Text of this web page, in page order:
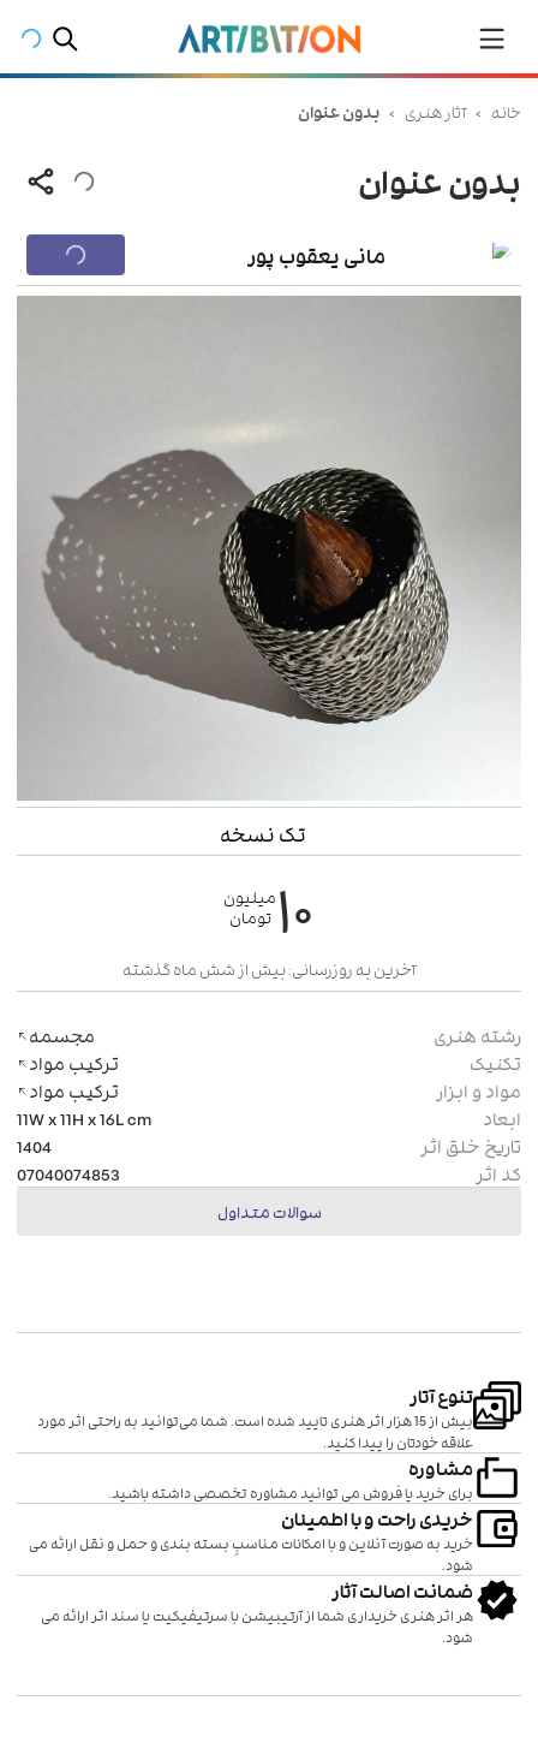
خانه > آثار هنری > بدون عنوان
بدون عنوان
تک نسخه
۱۰میلیون
تومان
آخرین به روزرسانی: بیش از شش ماه گذشته
مانی یعقوب پور
رشته هنری
مجسمه
تکنیک
ترکیب مواد
مواد و ابزار
ترکیب مواد
ابعاد
11W x 11H x 16Lcm
تاریخ خلق اثر
1404
کد اثر
07040074853
سوالات متداول
تنوع آتار
بیش از 15 هزار اثر هنری تایید شده است. شما می‌توانید به راحتی اثر مورد
علاقه خودتان را پیدا کنید.
مشاوره
برای خرید یا فروش می توانید مشاوره تخصصی داشته باشید.
خریدی راحت و با اطمینان
خرید به صورت آنلاین و با امکانات مناسبِ بسته بندی و حمل و نقل ارائه می
شود.
ضمانت اصالت آثار
هر اثر هنری خریداری شما از آرتیبیشن با سرتیفیکیت یا سند اثر ارائه می
شود.